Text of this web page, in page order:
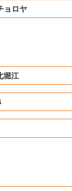
ョロヤ
堀江